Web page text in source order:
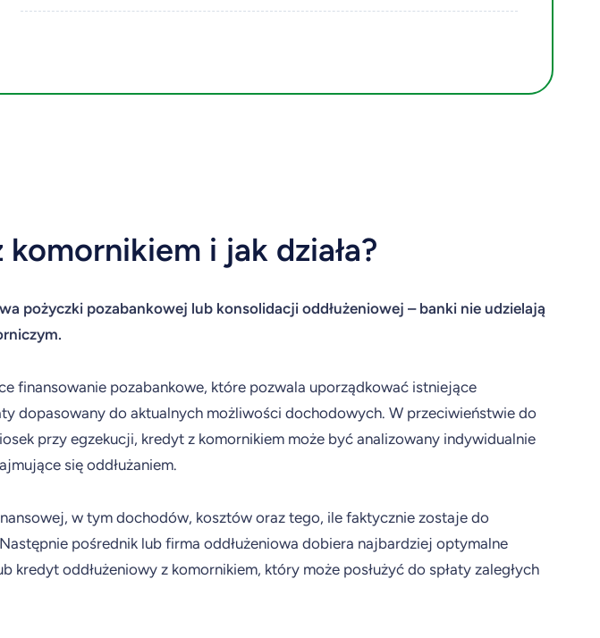
i jak działa?
pożyczki pozabankowej lub konsolidacji oddłużeniowej – banki nie udzielają
finansowanie pozabankowe, które pozwala uporządkować istniejące
dopasowany do aktualnych możliwości dochodowych. W przeciwieństwie do
przy egzekucji, kredyt z komornikiem może być analizowany indywidualnie
się oddłużaniem.
w tym dochodów, kosztów oraz tego, ile faktycznie zostaje do
pośrednik lub firma oddłużeniowa dobiera najbardziej optymalne
kredyt oddłużeniowy z komornikiem, który może posłużyć do spłaty zaległych